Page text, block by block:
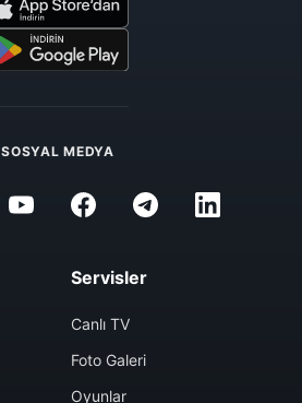
SOSYAL MEDYA
Servisler
Canlı TV
Foto Galeri
Oyunlar